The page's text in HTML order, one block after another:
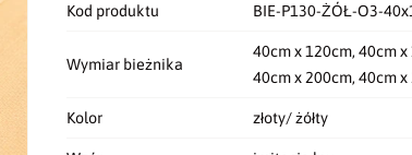
Kod produktu BIE-P130-ŻÓŁ-O3-
Wymiar bieżnika
40cm x 120cm, 40cm
40cm x 200cm, 40cm
Kolor złoty/ żółty